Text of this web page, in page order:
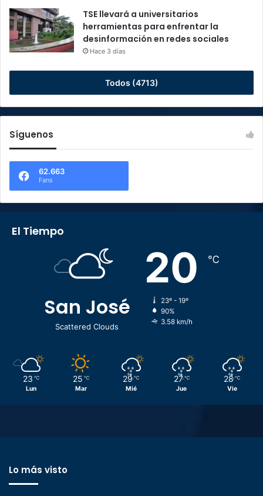
TSE llevará a universitarios
herramientas para enfrentar la
desinformación en redes sociales
Hace 3 días
Todos (4713)
Síguenos
62.663
Fans
El Tiempo
San José
Scattered Clouds
20 ℃
23º - 19º
90%
3.58 km/h
23 ℃
Lun
25 ℃
Mar
29 ℃
Mié
27 ℃
Jue
28 ℃
Vie
Lo más visto